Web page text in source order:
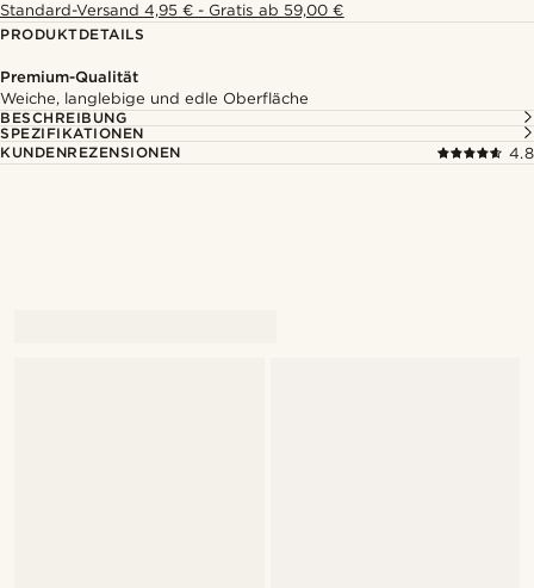
Standard-Versand 4,95 € - Gratis ab 59,00 €
PRODUKTDETAILS
Premium-Qualität
Weiche, langlebige und edle Oberfläche
BESCHREIBUNG
SPEZIFIKATIONEN
KUNDENREZENSIONEN
4.8